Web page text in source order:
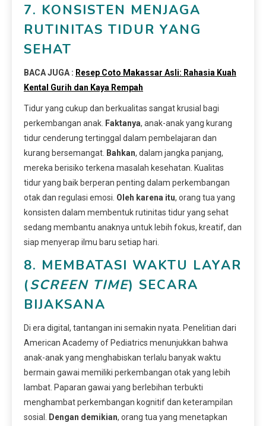
7. KONSISTEN MENJAGA
RUTINITAS TIDUR YANG
SEHAT
BACA JUGA : Resep Coto Makassar Asli: Rahasia Kuah
Kental Gurih dan Kaya Rempah
Tidur yang cukup dan berkualitas sangat krusial bagi
perkembangan anak. Faktanya, anak-anak yang kurang
tidur cenderung tertinggal dalam pembelajaran dan
kurang bersemangat. Bahkan, dalam jangka panjang,
mereka berisiko terkena masalah kesehatan. Kualitas
tidur yang baik berperan penting dalam perkembangan
otak dan regulasi emosi. Oleh karena itu, orang tua yang
konsisten dalam membentuk rutinitas tidur yang sehat
sedang membantu anaknya untuk lebih fokus, kreatif, dan
siap menyerap ilmu baru setiap hari.
8. MEMBATASI WAKTU LAYAR
(SCREEN TIME) SECARA
BIJAKSANA
Di era digital, tantangan ini semakin nyata. Penelitian dari
American Academy of Pediatrics menunjukkan bahwa
anak-anak yang menghabiskan terlalu banyak waktu
bermain gawai memiliki perkembangan otak yang lebih
lambat. Paparan gawai yang berlebihan terbukti
menghambat perkembangan kognitif dan keterampilan
sosial.
Dengan demikian, orang tua yang menetapkan